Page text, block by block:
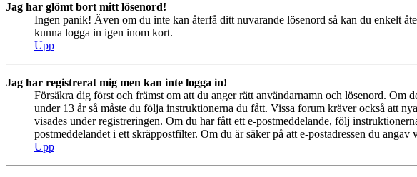
Jag har glömt bort mitt lösenord!
Ingen panik! Även om du inte kan återfå ditt nuvarande lösenord så kan du enkelt
kunna logga in igen inom kort.
Upp
Jag har registrerat mig men kan inte logga in!
Försäkra dig först och främst om att du anger rätt användarnamn och lösenord. Om
under 13 år så måste du följa instruktionerna du fått. Vissa forum kräver också att
visades under registreringen. Om du har fått ett e-postmeddelande, följ
postmeddelandet i ett skräppostfilter. Om du är säker på att e-postadressen du
Upp